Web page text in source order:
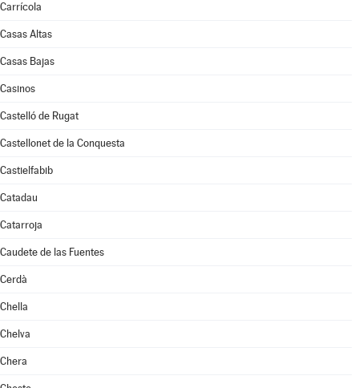
Carrícola
Casas Altas
Casas Bajas
Casinos
Castelló de Rugat
Castellonet de la Conquesta
Castielfabib
Catadau
Catarroja
Caudete de las Fuentes
Cerdà
Chella
Chelva
Chera